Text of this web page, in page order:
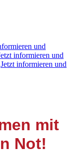
und
informieren und
Jetzt informieren und
mit
Not!